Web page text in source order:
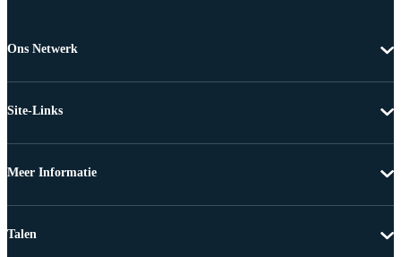
Ons Netwerk
Site-Links
Meer Informatie
Talen